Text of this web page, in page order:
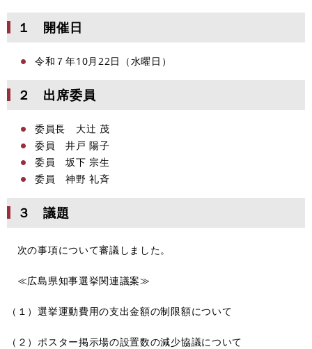
１ 開催日
令和７年10月22日（水曜日）
２ 出席委員
委員長 大辻 茂
委員 井戸 陽子
委員 坂下 宗生
委員 神野 礼斉
３ 議題
次の事項について審議しました。
≪広島県知事選挙関連議案≫
（１）選挙運動費用の支出金額の制限額について
（２）ポスター掲示場の設置数の減少協議について